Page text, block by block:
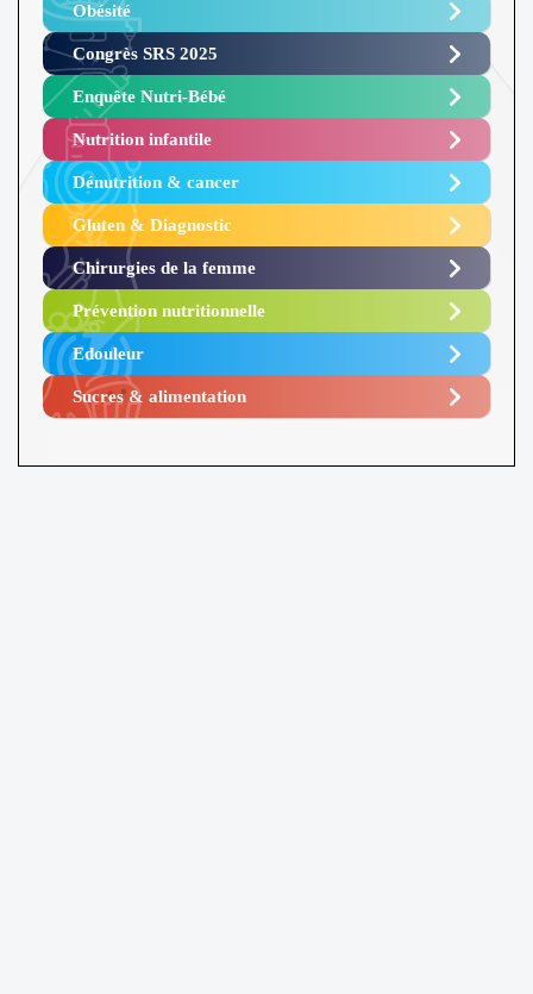
Obésité ​
Congrès SRS 2025 ​
Enquête Nutri-Bébé ​
Nutrition infantile
Dénutrition & cancer
Gluten & Diagnostic
Chirurgies de la femme
Prévention nutritionnelle
Edouleur​
Sucres & alimentation​